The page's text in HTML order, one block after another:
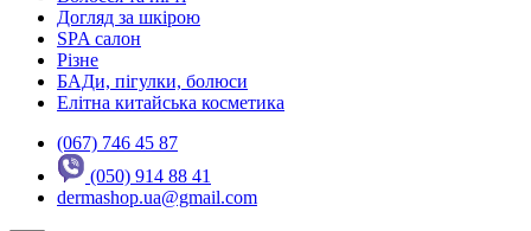
Догляд за шкірою
SPA салон
Різне
БАДи, пігулки, болюси
Елітна китайська косметика
(067) 746 45 87
(050) 914 88 41
dermashop.ua@gmail.com